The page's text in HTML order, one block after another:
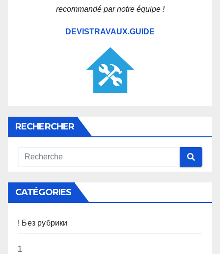
recommandé par notre équipe !
DEVISTRAVAUX.GUIDE
RECHERCHER
CATÉGORIES
! Без рубрики
1